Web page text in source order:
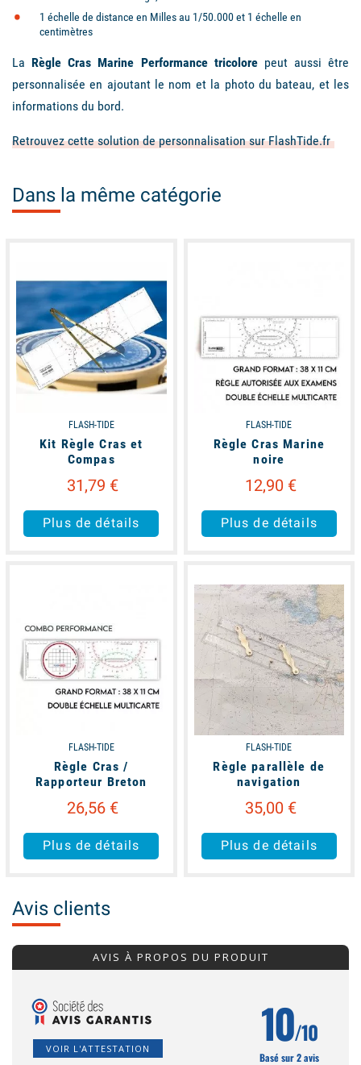
1 échelle de distance en Milles au 1/50.000 et 1 échelle en
centimètres
La Règle Cras Marine Performance tricolorepeut aussi être
personnalisée en ajoutant le nom et la photo du bateau, et les
informations du bord.
Retrouvez cette solution de personnalisation sur FlashTide.fr
Dans la même catégorie
FLASH-TIDE
Kit Règle Cras et
Compas
31,79 €
Plus de détails
FLASH-TIDE
Règle Cras Marine
noire
12,90 €
Plus de détails
FLASH-TIDE
Règle Cras /
Rapporteur Breton
26,56 €
Plus de détails
available
FLASH-TIDE
Règle parallèle de
navigation
35,00 €
Plus de détails
Avis clients
AVIS À PROPOS DU PRODUIT
VOIR L'ATTESTATION 10/10
Basé sur 2 avis